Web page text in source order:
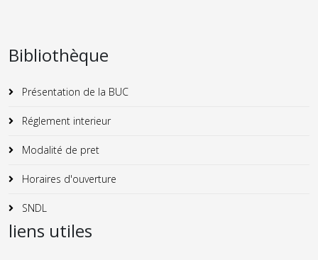
Bibliothèque
Présentation de la BUC
Réglement interieur
Modalité de pret
Horaires d'ouverture
SNDL
liens utiles